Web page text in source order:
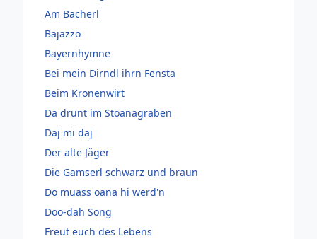
Am Bacherl
Bajazzo
Bayernhymne
Bei mein Dirndl ihrn Fensta
Beim Kronenwirt
Da drunt im Stoanagraben
Daj mi daj
Der alte Jäger
Die Gamserl schwarz und braun
Do muass oana hi werd'n
Doo-dah Song
Freut euch des Lebens